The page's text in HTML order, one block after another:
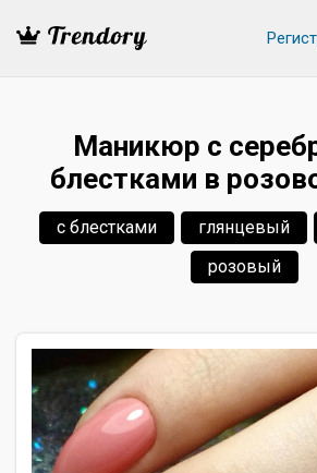
Маникюр с
блестками в
с блестками глянцевый
розовый